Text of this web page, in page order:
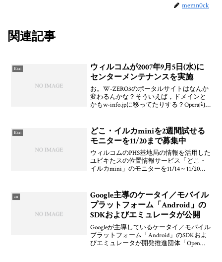
memn0ck
関連記事
Ktai
ウィルコムが2007年9月5日(水)に
センターメンテナンスを実施
お。W-ZERO3のポータルサイトはなんか
変わるんかな？そういえば，ドメインと
かもw-info.jpに移ってたりする？Opera向
WX320KRや黒どエスを1日フ
Ktai
どこ・イルカminiを2週間試せる
モニターを11/20まで募集中
ウィルコムのPHS基地局の情報を活用した
ユビキたスの位置情報サービス「どこ・
イルカmini」のモニターを11/14～11/20
月8日の14日(2週
au
Google主導のケータイ／モバイル
プラットフォーム「Android」の
SDKおよびエミュレータが公開
Googleが主導しているケータイ／モバイル
プラットフォーム「Android」のSDKおよ
びエミュレータが開発推進団体「Open